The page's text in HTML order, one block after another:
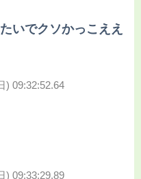
いでクソかっこええ
) 09:32:52.64
) 09:33:29.89